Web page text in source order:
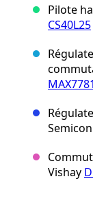
Pilote
CS40L25
Vishay